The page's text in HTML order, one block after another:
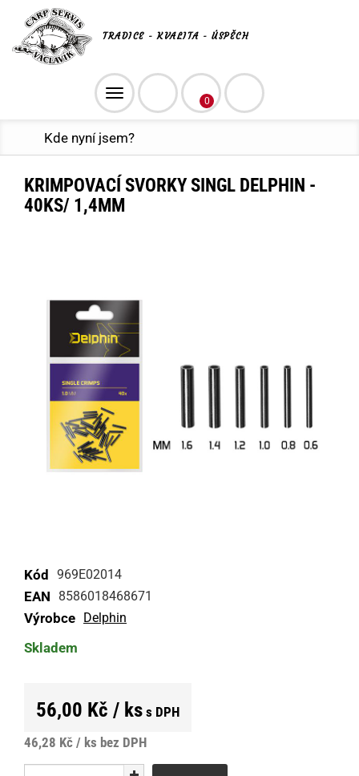
TRADICE - KVALITA - ÚSPĚCH
Toggle
navigation
0
Kde nyní jsem?
KRIMPOVACÍ SVORKY SINGL DELPHIN -
40KS/ 1,4MM
Kód 969E02014
EAN 8586018468671
Výrobce Delphin
Skladem
56,00 Kč / ks s DPH
46,28 Kč / ks bez DPH